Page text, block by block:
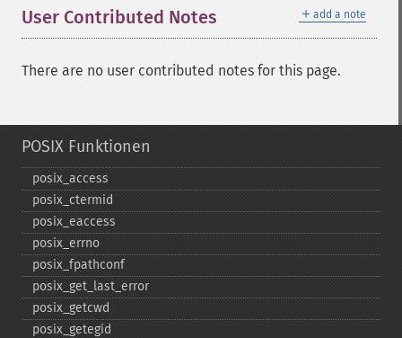
＋ add a note
User Contributed Notes
There are no user contributed notes for this page.
POSIX Funktionen
posix_​access
posix_​ctermid
posix_​eaccess
posix_​errno
posix_​fpathconf
posix_​get_​last_​error
posix_​getcwd
posix_​getegid